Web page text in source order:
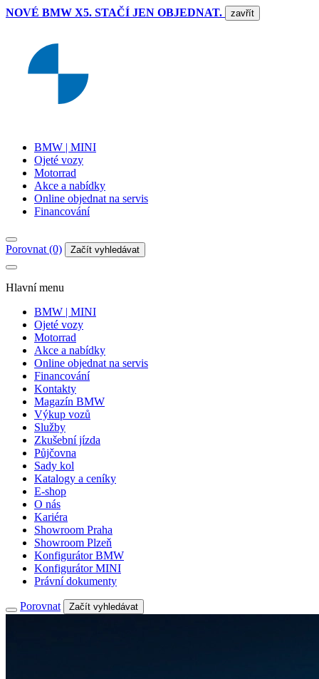
NOVÉ BMW X5. STAČÍ JEN OBJEDNAT. zavřít
BMW | MINI
Ojeté vozy
Motorrad
Akce a nabídky
Online objednat na servis
Financování
Porovnat (0) Začít vyhledávat
Hlavní menu
BMW | MINI
Ojeté vozy
Motorrad
Akce a nabídky
Online objednat na servis
Financování
Kontakty
Magazín BMW
Výkup vozů
Služby
Zkušební jízda
Půjčovna
Sady kol
Katalogy a ceníky
E-shop
O nás
Kariéra
Showroom Praha
Showroom Plzeň
Konfigurátor BMW
Konfigurátor MINI
Právní dokumenty
Porovnat Začít vyhledávat